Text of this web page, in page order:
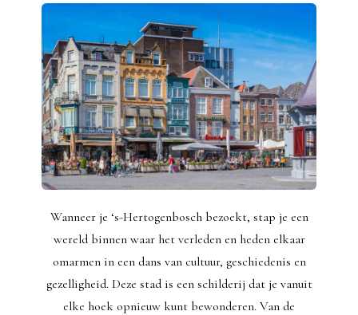
Wanneer je ‘s-Hertogenbosch bezoekt, stap je een
wereld binnen waar het verleden en heden elkaar
omarmen in een dans van cultuur, geschiedenis en
gezelligheid. Deze stad is een schilderij dat je vanuit
elke hoek opnieuw kunt bewonderen. Van de